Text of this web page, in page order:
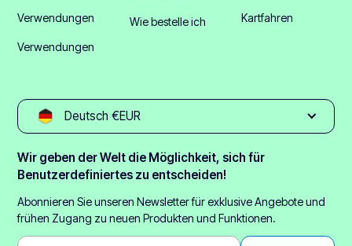
Verwendungen
Verwendungen
Wie bestelle ich Kartfahren
Deutsch €EUR
Wir geben der Welt die Möglichkeit, sich für
Benutzerdefiniertes zu entscheiden!
Abonnieren Sie unseren Newsletter für exklusive Angebote und
frühen Zugang zu neuen Produkten und Funktionen.